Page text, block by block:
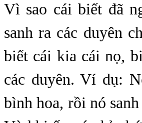
Vì sao cái biết đã
sanh ra các duyên
biết cái kia cái nọ,
các duyên. Ví dụ:
bình hoa, rồi nó